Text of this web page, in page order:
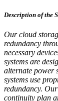
Description of the
Our cloud
redundancy
necessary
systems are
alternate power
systems use
redundancy.
continuity plan